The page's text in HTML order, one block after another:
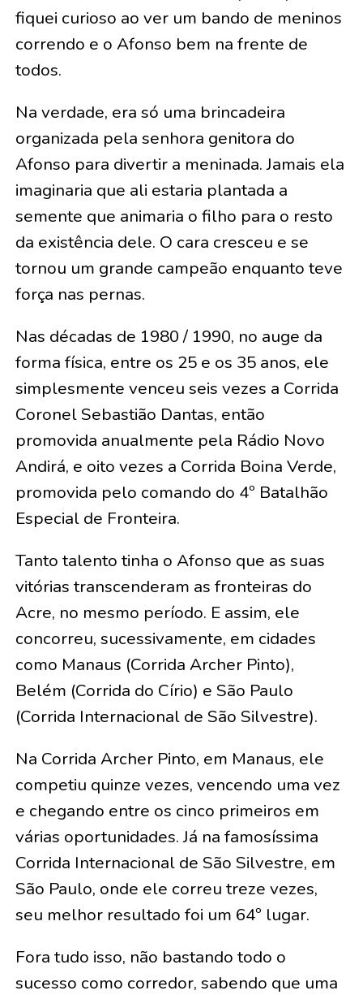
fiquei curioso ao ver um bando de meninos
correndo e o Afonso bem na frente de
todos.
Na verdade, era só uma brincadeira
organizada pela senhora genitora do
Afonso para divertir a meninada. Jamais ela
imaginaria que ali estaria plantada a
semente que animaria o filho para o resto
da existência dele. O cara cresceu e se
tornou um grande campeão enquanto teve
força nas pernas.
Nas décadas de 1980 / 1990, no auge da
forma física, entre os 25 e os 35 anos, ele
simplesmente venceu seis vezes a Corrida
Coronel Sebastião Dantas, então
promovida anualmente pela Rádio Novo
Andirá, e oito vezes a Corrida Boina Verde,
promovida pelo comando do 4º Batalhão
Especial de Fronteira.
Tanto talento tinha o Afonso que as suas
vitórias transcenderam as fronteiras do
Acre, no mesmo período. E assim, ele
concorreu, sucessivamente, em cidades
como Manaus (Corrida Archer Pinto),
Belém (Corrida do Círio) e São Paulo
(Corrida Internacional de São Silvestre).
Na Corrida Archer Pinto, em Manaus, ele
competiu quinze vezes, vencendo uma vez
e chegando entre os cinco primeiros em
várias oportunidades. Já na famosíssima
Corrida Internacional de São Silvestre, em
São Paulo, onde ele correu treze vezes,
seu melhor resultado foi um 64º lugar.
Fora tudo isso, não bastando todo o
sucesso como corredor, sabendo que uma